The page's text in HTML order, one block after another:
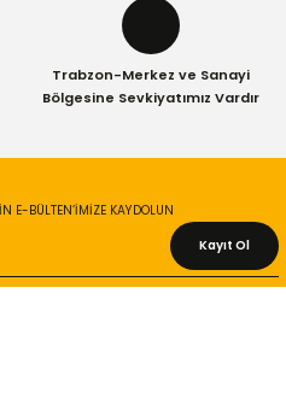
Trabzon-Merkez ve Sanayi
Bölgesine Sevkiyatımız Vardır
E-BÜLTEN’İMİZE KAYDOLUN
Kayıt Ol